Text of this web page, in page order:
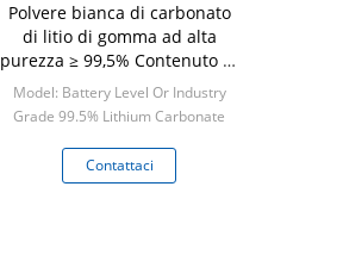
Polvere bianca di carbonato
di litio di gomma ad alta
purezza ≥ 99,5% Contenuto di
Li2CO3
Model: Battery Level Or Industry
Grade 99.5% Lithium Carbonate
Min: 1 kilogram
Contattaci